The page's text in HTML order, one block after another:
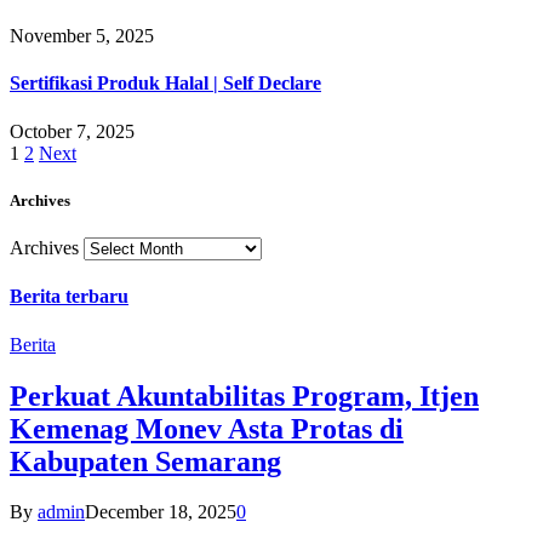
November 5, 2025
Sertifikasi Produk Halal | Self Declare
October 7, 2025
1 2 Next
Archives
Archives
Berita terbaru
Berita
Perkuat Akuntabilitas Program, Itjen
Kemenag Monev Asta Protas di
Kabupaten Semarang
By adminDecember 18, 20250